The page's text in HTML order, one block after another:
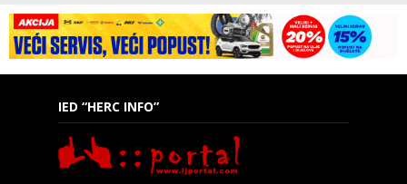
IED “HERC INFO”